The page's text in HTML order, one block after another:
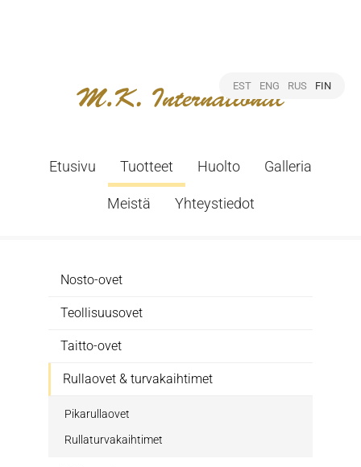
EST ENG RUS FIN
Etusivu Tuotteet Huolto Galleria
Meistä Yhteystiedot
Nosto-ovet
Teollisuusovet
Taitto-ovet
Rullaovet & turvakaihtimet
Pikarullaovet
Rullaturvakaihtimet